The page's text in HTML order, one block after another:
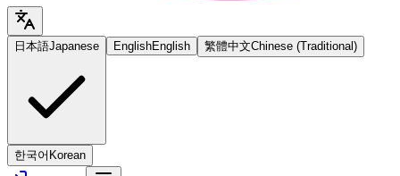
日本語Japanese EnglishEnglish 繁體中文Chinese (Traditional)
한국어 Korean